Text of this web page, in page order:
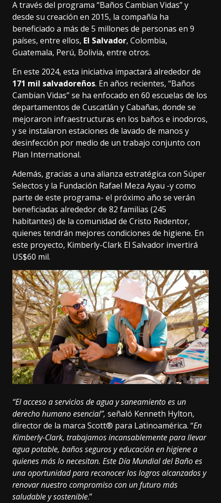
A través del programa “Baños Cambian Vidas” y
desde su creación en 2015, la compañía ha
beneficiado a más de 5 millones de personas en 9
países, entre ellos, El Salvador, Colombia,
Guatemala, Perú, Bolivia, entre otros.
En este 2024, esta iniciativa impactará alrededor de
171 mil salvadoreños. En años recientes, “Baños
Cambian Vidas” se ha enfocado en 60 escuelas de los
departamentos de Cuscatlán y Cabañas, donde se
mejoraron infraestructuras en los baños e inodoros,
y se instalaron estaciones de lavado de manos y
desinfección por medio de un trabajo conjunto con
Plan International.
Además, gracias a una alianza estratégica con Súper
Selectos y la Fundación Rafael Meza Ayau -y como
parte de este programa- el próximo año se verán
beneficiadas alrededor de 82 familias (245
habitantes) de la comunidad de Cristo Redentor,
quienes tendrán mejores condiciones de higiene. En
este proyecto, Kimberly-Clark El Salvador invertirá
US$60 mil.
“El acceso a servicios de agua y saneamiento es un
derecho humano esencial”, señaló Kenneth Hylton,
director de la marca Scott® para Latinoamérica. “En
Kimberly-Clark, trabajamos incansablemente para llevar
agua potable, baños seguros y educación en higiene a
quienes más lo necesitan. Este Día Mundial del Baño es
una oportunidad para reconocer los logros alcanzados y
renovar nuestro compromiso con un futuro más
saludable y sostenible.”